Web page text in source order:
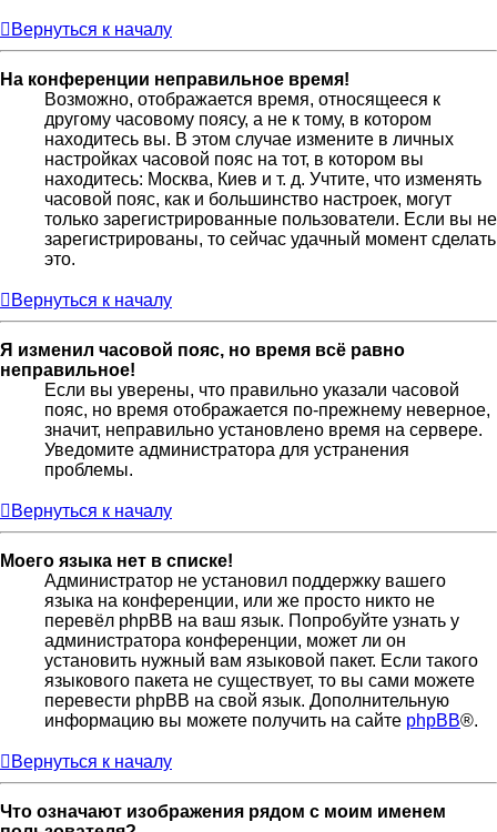
Вернуться к началу
На конференции неправильное время!
Возможно, отображается время, относящееся к
другому часовому поясу, а не к тому, в котором
находитесь вы. В этом случае измените в личных
настройках часовой пояс на тот, в котором вы
находитесь: Москва, Киев и т. д. Учтите, что изменять
часовой пояс, как и большинство настроек, могут
только зарегистрированные пользователи. Если вы не
зарегистрированы, то сейчас удачный момент сделать
это.
Вернуться к началу
Я изменил часовой пояс, но время всё равно
неправильное!
Если вы уверены, что правильно указали часовой
пояс, но время отображается по-прежнему неверное,
значит, неправильно установлено время на сервере.
Уведомите администратора для устранения
проблемы.
Вернуться к началу
Моего языка нет в списке!
Администратор не установил поддержку вашего
языка на конференции, или же просто никто не
перевёл phpBB на ваш язык. Попробуйте узнать у
администратора конференции, может ли он
установить нужный вам языковой пакет. Если такого
языкового пакета не существует, то вы сами можете
перевести phpBB на свой язык. Дополнительную
информацию вы можете получить на сайте phpBB®.
Вернуться к началу
Что означают изображения рядом с моим именем